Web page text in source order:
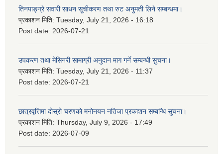
तिनपाङ्ग्रे सवारी साधन सूचीकरण तथा रुट अनुमती लिने सम्बन्धमा।
प्रकाशन मिति: Tuesday, July 21, 2026 - 16:18
Post date: 2026-07-21
उपकरण तथा मेसिनरी सामाग्री अनुदान माग गर्ने सम्बन्धी सुचना।
प्रकाशन मिति: Tuesday, July 21, 2026 - 11:37
Post date: 2026-07-21
छात्रवृत्तिमा दोस्रो चरणको मनोनयन नतिजा प्रकाशन सम्बन्धि सुचना।
प्रकाशन मिति: Thursday, July 9, 2026 - 17:49
Post date: 2026-07-09